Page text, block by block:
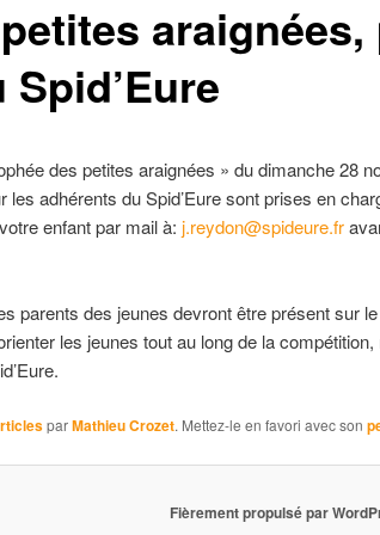
des petites araignées » du dimanche 28
adhérents du Spid’Eure sont prises en
enfant par mail à: j.reydon@spideure.fr
parents des jeunes devront être présent sur
les jeunes tout au long de la
parMathieu Crozet. Mettez-le en favori avec son
Fièrement propulsé par